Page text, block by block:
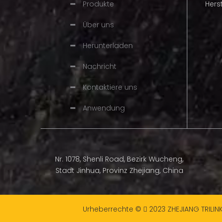
Tiefenwinkel
Typ
Merkmale
Marke
Verpackung
Produkte
Über uns
Herunterladen
Nachricht
Kontaktiere uns
Anwendung
Nr. 1078, Shenli Road, Bezirk Wucheng,
Stadt Jinhua, Provinz Zhejiang, China
Urheberrechte ©  2023 ZHEJIANG